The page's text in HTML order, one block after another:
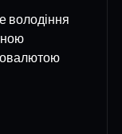
володіння